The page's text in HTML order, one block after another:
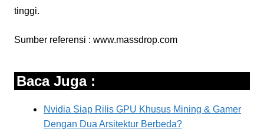
tinggi.
Sumber referensi : www.massdrop.com
Baca Juga :
Nvidia Siap Rilis GPU Khusus Mining & Gamer
Dengan Dua Arsitektur Berbeda?